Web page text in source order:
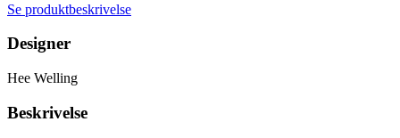
Se produktbeskrivelse
Designer
Hee Welling
Beskrivelse